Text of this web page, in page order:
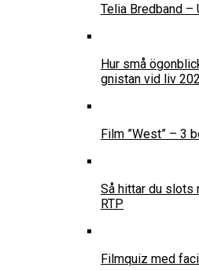
Telia Bredband –
Hur små
gnistan vid liv
Film ”West” – 3
Så hittar du slots
RTP
Filmquiz med